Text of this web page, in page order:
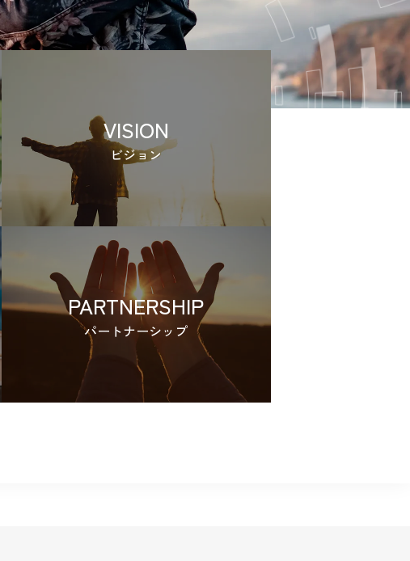
VISION
ビジョン
PARTNERSHIP
パートナーシップ